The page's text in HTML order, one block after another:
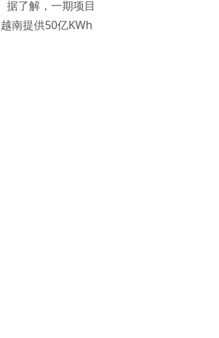
据了解，一期项目
南提供50亿KWh